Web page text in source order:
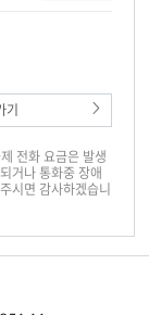
기
전화 요금은 발생
거나 통화중 장애
시면 감사하겠습니